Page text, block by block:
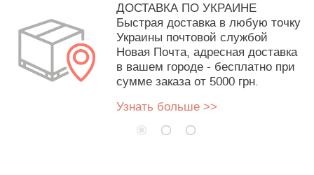
ДОСТАВКА ПО УКРАИНЕ
Быстрая доставка в любую точку
Украины почтовой службой
Новая Почта, адресная доставка
в вашем городе - бесплатно при
сумме заказа от 5000 грн.
Узнать больше >>